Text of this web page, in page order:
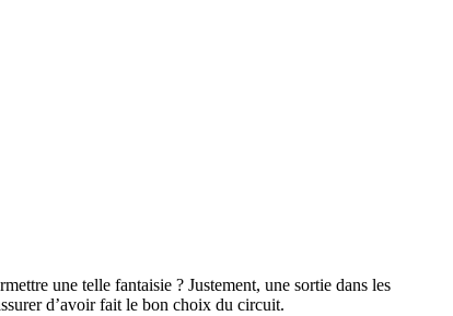
une telle fantaisie ? Justement, une sortie dans les
d’avoir fait le bon choix du circuit.